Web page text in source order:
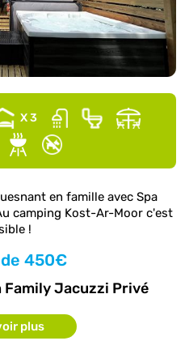
X 3
en famille avec Spa
camping Kost-Ar-Moor c'est
!
450€
Jacuzzi Privé
plus